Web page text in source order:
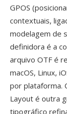
GPOS
contextuais,
modelagem de
definidora é a
arquivo OTF é
macOS, Linux,
por plataforma.
Layout é outra
tipográfico